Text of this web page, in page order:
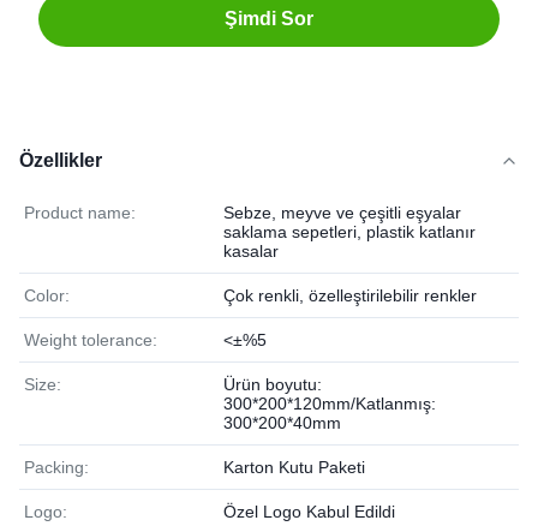
Şimdi Sor
Özellikler
Product name:
Sebze, meyve ve çeşitli eşyalar
saklama sepetleri, plastik katlanır
kasalar
Color: Çok renkli, özelleştirilebilir renkler
Weight tolerance: <±%5
Size:
Ürün boyutu:
300*200*120mm/Katlanmış:
300*200*40mm
Packing: Karton Kutu Paketi
Logo: Özel Logo Kabul Edildi